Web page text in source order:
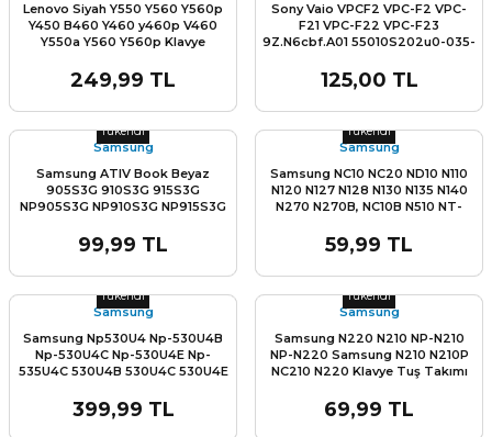
Lenovo Siyah Y550 Y560 Y560p
Y450 B460 Y460 y460p V460
Y550a Y560 Y560p Klavye
249,99 TL
Sony Vaio VPCF2 VPC-F2 VPC-
F21 VPC-F22 VPC-F23
9Z.N6cbf.A01 55010S202u0-035-
- Türkçe
125,00 TL
Tükendi
Samsung
Samsung ATIV Book Beyaz
905S3G 910S3G 915S3G
NP905S3G NP910S3G NP915S3G
BA59-03786Q BA59-03786j
Klavye Tuş Takımı Q - Türkçe
99,99 TL
Tükendi
Samsung
Samsung NC10 NC20 ND10 N110
N120 N127 N128 N130 N135 N140
N270 N270B, NC10B N510 NT-
Takımı
59,99 TL
Tükendi
Samsung
Samsung Np530U4 Np-530U4B
Np-530U4C Np-530U4E Np-
535U4C 530U4B 530U4C 530U4E
399,99 TL
Tükendi
Samsung
Samsung N220 N210 NP-N210
NP-N220 Samsung N210 N210P
NC210 N220 Klavye Tuş Takımı
69,99 TL